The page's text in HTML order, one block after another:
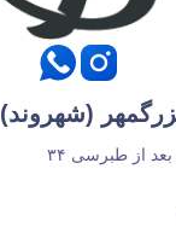
(شهروند)
از طبرسی ۳۴